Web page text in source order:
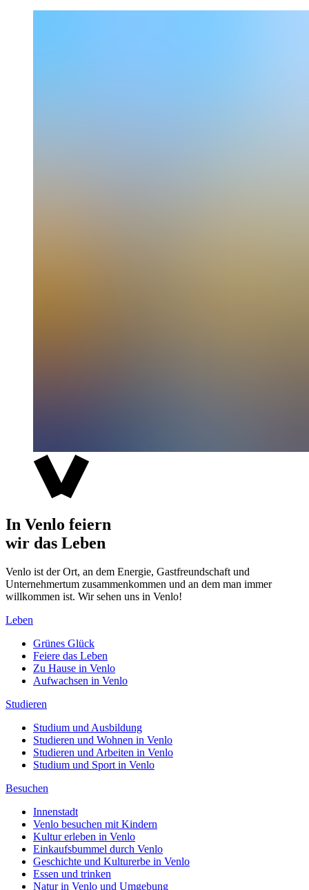
In Venlo feiern
wir das Leben
Venlo ist der Ort, an dem Energie, Gastfreundschaft und
Unternehmertum zusammenkommen und an dem man immer
willkommen ist. Wir sehen uns in Venlo!
Leben
Grünes Glück
Feiere das Leben
Zu Hause in Venlo
Aufwachsen in Venlo
Studieren
Studium und Ausbildung
Studieren und Wohnen in Venlo
Studieren und Arbeiten in Venlo
Studium und Sport in Venlo
Besuchen
Innenstadt
Venlo besuchen mit Kindern
Kultur erleben in Venlo
Einkaufsbummel durch Venlo
Geschichte und Kulturerbe in Venlo
Essen und trinken
Natur in Venlo und Umgebung